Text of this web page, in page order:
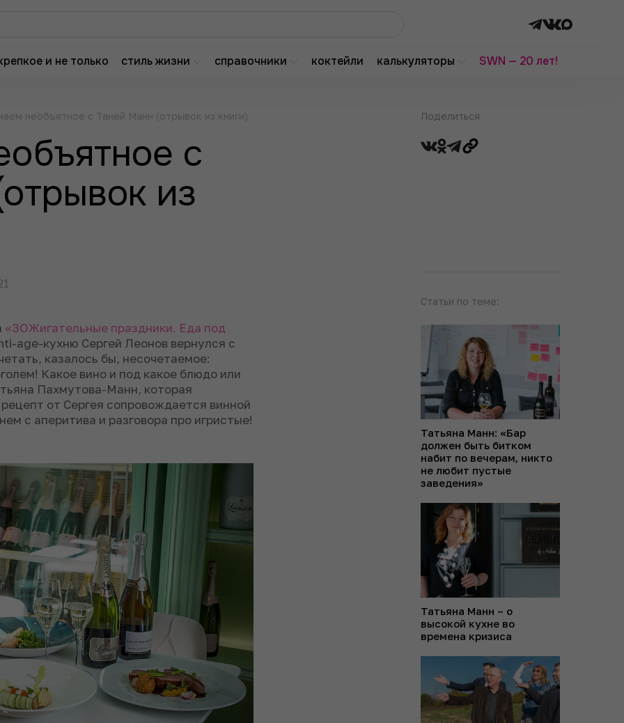
и не только стиль жизни справочники коктейли калькуляторы SWN — 20 лет!
Поделиться
Статьи по теме:
Татьяна Манн: «Бар
должен быть битком
набит по вечерам, никто
не любит пустые
заведения»
Татьяна Манн – о
высокой кухне во
времена кризиса
необъятное с Таней Манн (отрывок из книги)
с
из
«ЗОЖигательные праздники. Еда под
age-кухню Сергей Леонов вернулся с
казалось бы, несочетаемое:
Какое вино и под какое блюдо или
Пахмутова-Манн, которая
от Сергея сопровождается винной
с аперитива и разговора про игристые!